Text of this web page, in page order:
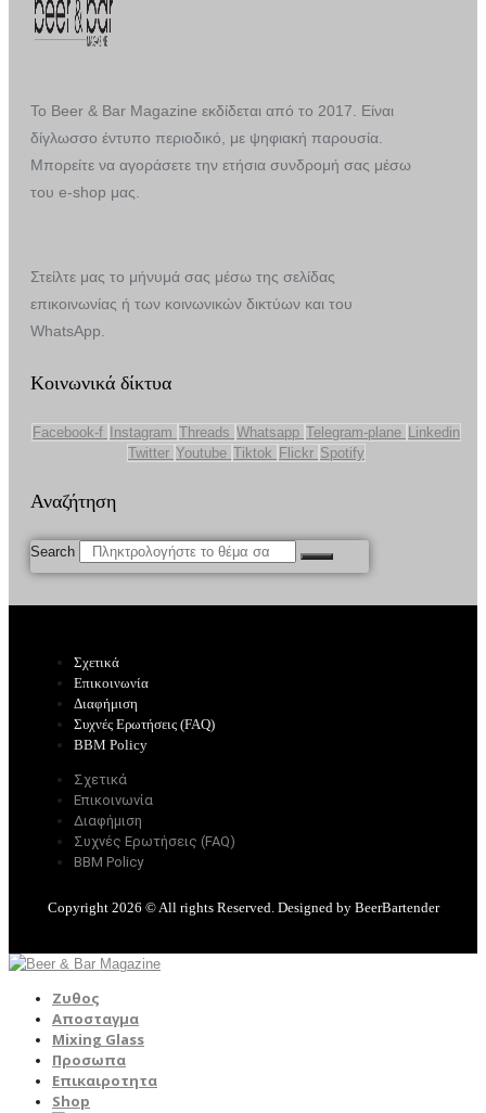
Το Beer & Bar Magazine εκδίδεται από το 2017. Είναι
δίγλωσσο έντυπο περιοδικό, με ψηφιακή παρουσία.
Μπορείτε να αγοράσετε την ετήσια συνδρομή σας μέσω
του e-shop μας.
Στείλτε μας το μήνυμά σας μέσω της σελίδας
επικοινωνίας ή των κοινωνικών δικτύων και του
WhatsApp.
Κοινωνικά δίκτυα
Facebook-f Instagram Threads Whatsapp Telegram-plane Linkedin
Twitter Youtube Tiktok Flickr Spotify
Αναζήτηση
Search
Σχετικά
Επικοινωνία
Διαφήμιση
Συχνές Ερωτήσεις (FAQ)
BBM Policy
Σχετικά
Επικοινωνία
Διαφήμιση
Συχνές Ερωτήσεις (FAQ)
BBM Policy
Copyright 2026 © All rights Reserved. Designed by BeerBartender
Ζυθος
Αποσταγμα
Mixing Glass
Προσωπα
Επικαιροτητα
Shop